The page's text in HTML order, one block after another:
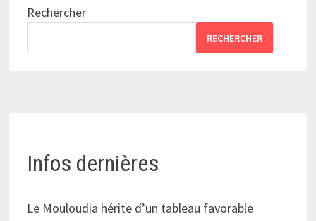
Rechercher
RECHERCHER
Infos dernières
Le Mouloudia hérite d’un tableau favorable